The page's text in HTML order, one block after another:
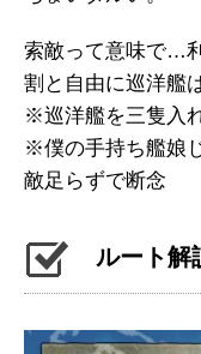
索敵って意味で…
割と自由に巡洋艦
※巡洋艦を三隻入
※僕の手持ち艦娘
敵足らずで断念
ルート解